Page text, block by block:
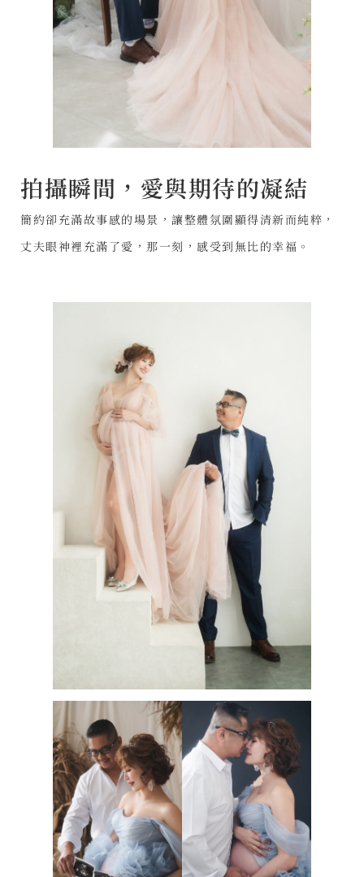
拍攝瞬間，愛與期待的凝結
簡約卻充滿故事感的場景，讓整體氛圍顯得清新而純粹，
丈夫眼神裡充滿了愛，那一刻，感受到無比的幸福。